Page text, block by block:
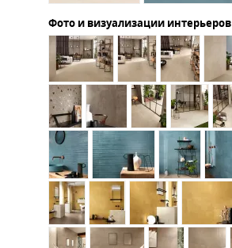
Фото и визуализации интерьеров